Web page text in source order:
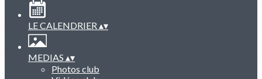
LE CALENDRIER▴▾
MEDIAS ▴▾
Photos club